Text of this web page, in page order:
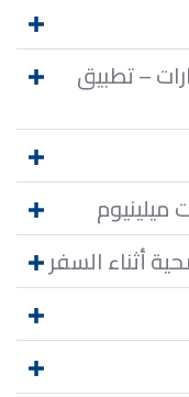
– تطبيق
أثناء السفر